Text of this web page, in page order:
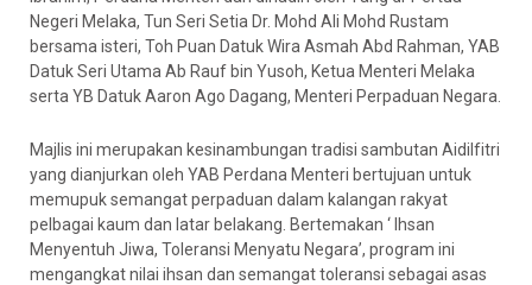
Negeri Melaka, Tun Seri Setia Dr. Mohd Ali Mohd Rustam
bersama isteri, Toh Puan Datuk Wira Asmah Abd Rahman, YAB
Datuk Seri Utama Ab Rauf bin Yusoh, Ketua Menteri Melaka
serta YB Datuk Aaron Ago Dagang, Menteri Perpaduan Negara.
Majlis ini merupakan kesinambungan tradisi sambutan Aidilfitri
yang dianjurkan oleh YAB Perdana Menteri bertujuan untuk
memupuk semangat perpaduan dalam kalangan rakyat
pelbagai kaum dan latar belakang. Bertemakan ‘ Ihsan
Menyentuh Jiwa, Toleransi Menyatu Negara’, program ini
mengangkat nilai ihsan dan semangat toleransi sebagai asas